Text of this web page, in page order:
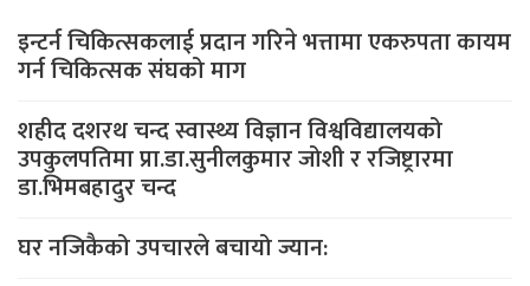
इन्टर्न चिकित्सकलाई प्रदान गरिने भत्तामा एकरुपता कायम
गर्न चिकित्सक संघको माग
शहीद दशरथ चन्द स्वास्थ्य विज्ञान विश्वविद्यालयको
उपकुलपतिमा प्रा.डा.सुनीलकुमार जोशी र रजिष्ट्रारमा
डा.भिमबहादुर चन्द
घर नजिकैको उपचारले बचायो ज्यान: